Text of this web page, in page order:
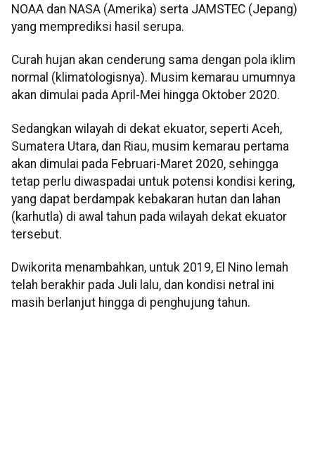
NOAA dan NASA (Amerika) serta JAMSTEC (Jepang)
yang memprediksi hasil serupa.
Curah hujan akan cenderung sama dengan pola iklim
normal (klimatologisnya). Musim kemarau umumnya
akan dimulai pada April-Mei hingga Oktober 2020.
Sedangkan wilayah di dekat ekuator, seperti Aceh,
Sumatera Utara, dan Riau, musim kemarau pertama
akan dimulai pada Februari-Maret 2020, sehingga
tetap perlu diwaspadai untuk potensi kondisi kering,
yang dapat berdampak kebakaran hutan dan lahan
(karhutla) di awal tahun pada wilayah dekat ekuator
tersebut.
Dwikorita menambahkan, untuk 2019, El Nino lemah
telah berakhir pada Juli lalu, dan kondisi netral ini
masih berlanjut hingga di penghujung tahun.